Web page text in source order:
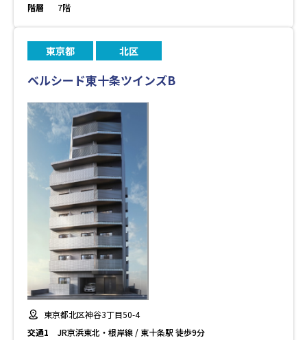
階層
7階
東京都 北区
ベルシード東十条ツインズB
東京都北区神谷3丁目50-4
交通1
JR京浜東北・根岸線 / 東十条駅 徒歩9分